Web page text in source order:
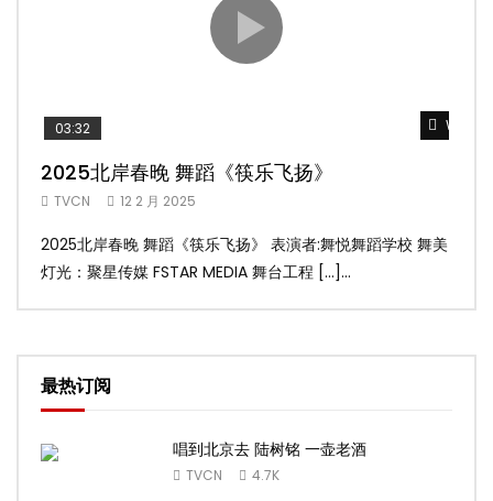
Watch
03:32
2025北岸春晚 舞蹈《筷乐飞扬》
TVCN 12 2 月 2025
2025北岸春晚 舞蹈《筷乐飞扬》 表演者:舞悦舞蹈学校 舞美
灯光：聚星传媒 FSTAR MEDIA 舞台工程 […]...
最热订阅
唱到北京去 陆树铭 一壶老酒
TVCN 4.7K